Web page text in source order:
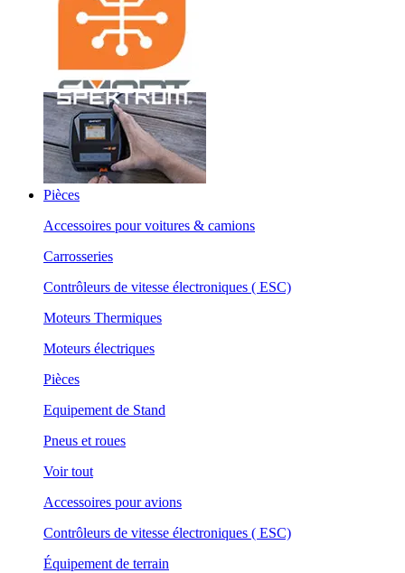
Pièces
Accessoires pour voitures & camions
Carrosseries
Contrôleurs de vitesse électroniques ( ESC)
Moteurs Thermiques
Moteurs électriques
Pièces
Equipement de Stand
Pneus et roues
Voir tout
Accessoires pour avions
Contrôleurs de vitesse électroniques ( ESC)
Équipement de terrain